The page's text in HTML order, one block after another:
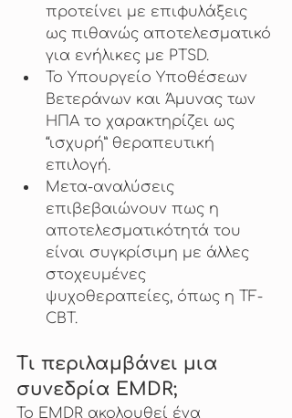
προτείνει με επιφυλάξεις
ως πιθανώς αποτελεσματικό
για ενήλικες με PTSD.
Το Υπουργείο Υποθέσεων
Βετεράνων και Άμυνας των
ΗΠΑ το χαρακτηρίζει ως
“ισχυρή” θεραπευτική
επιλογή.
Μετα-αναλύσεις
επιβεβαιώνουν πως η
αποτελεσματικότητά του
είναι συγκρίσιμη με άλλες
στοχευμένες
ψυχοθεραπείες, όπως η TF-
CBT.
Τι περιλαμβάνει μια
συνεδρία EMDR;
Το EMDR ακολουθεί ένα